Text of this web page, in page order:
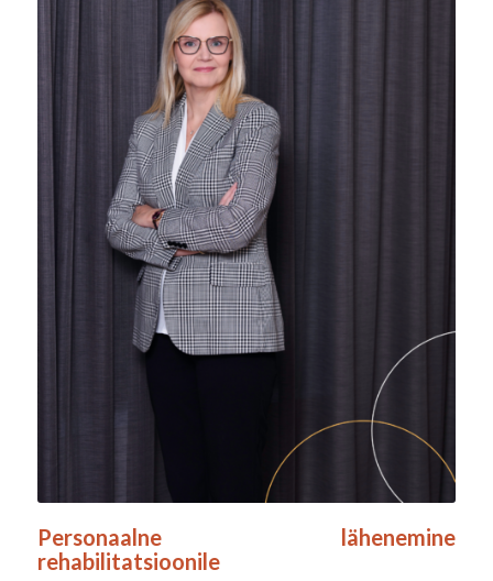
Personaalne lähenemine
rehabilitatsioonile